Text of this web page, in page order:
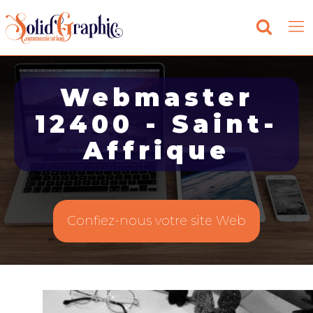
Webmaster
12400 - Saint-
Affrique
Confiez-nous votre site Web